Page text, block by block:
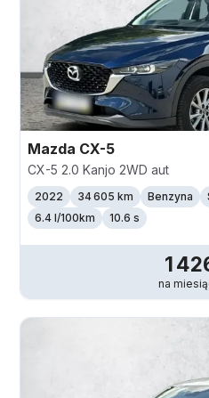
Mazda CX-5
CX-5 2.0 Kanjo 2WD aut
2022 34 605 km Benzyna
6.4 l/100km
10.6 s
1
na